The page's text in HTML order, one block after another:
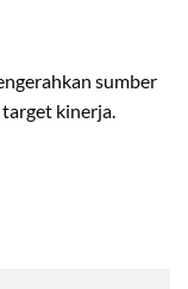
sumber
kinerja.